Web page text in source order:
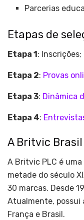
Parcerias
Etapas de
Etapa 1: Inscrições;
Etapa 2: Provas
Etapa 3: Dinâmica
Etapa 4:
A Britvic Brasil
A Britvic PLC é
metade do século
30 marcas. Desde
Atualmente, possui
França e Brasil.